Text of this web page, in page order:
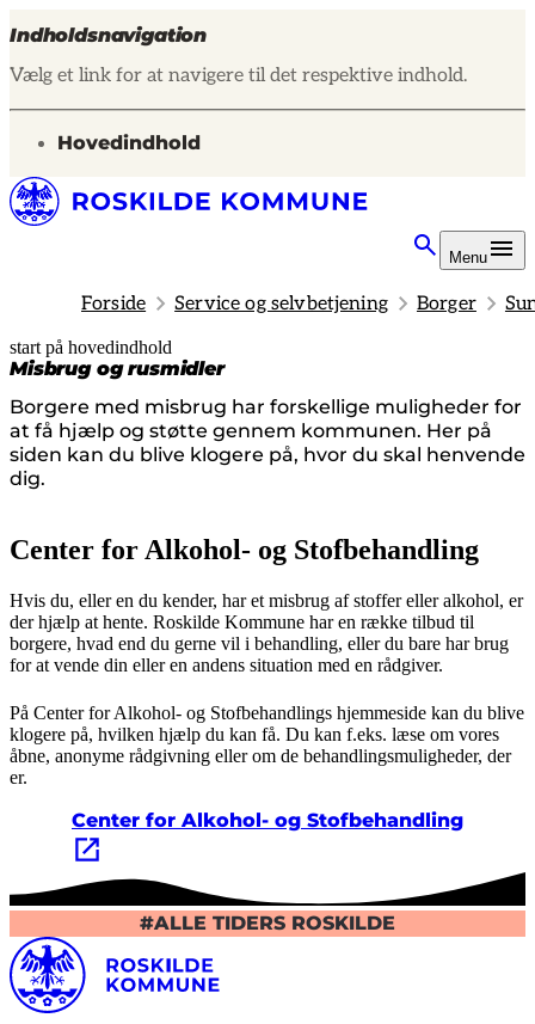
Indholdsnavigation
Vælg et link for at navigere til det respektive indhold.
gå til
Hovedindhold
Menu
Forside Service og selvbetjening Borger
start på hovedindhold
Misbrug og rusmidler
Borgere med misbrug har forskellige muligheder for
at få hjælp og støtte gennem kommunen. Her på
siden kan du blive klogere på, hvor du skal henvende
dig.
senest opdateret 16. december 2025
Center for Alkohol- og Stofbehandling
Hvis du, eller en du kender, har et misbrug af stoffer eller alkohol, er
der hjælp at hente. Roskilde Kommune har en række tilbud til
borgere, hvad end du gerne vil i behandling, eller du bare har brug
for at vende din eller en andens situation med en rådgiver.
På Center for Alkohol- og Stofbehandlings hjemmeside kan du blive
klogere på, hvilken hjælp du kan få. Du kan f.eks. læse om vores
åbne, anonyme rådgivning eller om de behandlingsmuligheder, der
er.
Center for Alkohol- og Stofbehandling
#ALLE TIDERS ROSKILDE